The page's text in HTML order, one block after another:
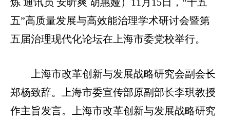
五”高质量发展与高效能治理学术研讨会暨第
五届治理现代化论坛在上海市委党校举行。
上海市改革创新与发展战略研究会副会长
郑杨致辞。上海市委宣传部原副部长李琪教授
作主旨发言。上海市改革创新与发展战略研究